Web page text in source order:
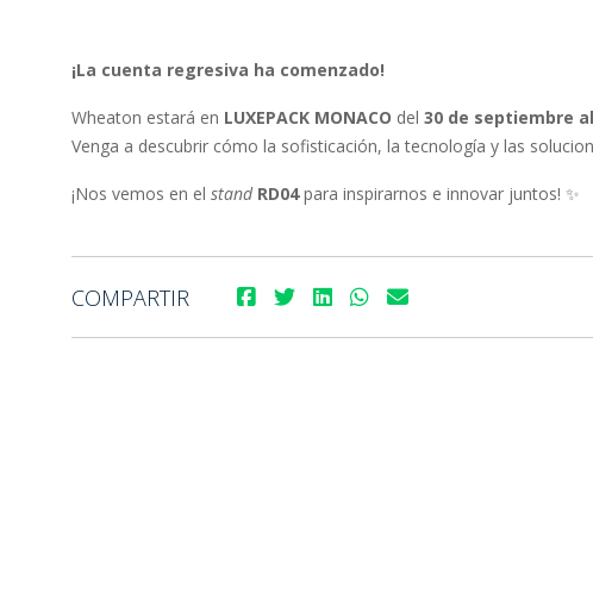
¡La cuenta regresiva ha comenzado!
Wheaton estará en LUXEPACK MONACO del 30 de septiembre
Venga a descubrir cómo la sofisticación, la tecnología y las
¡Nos vemos en el stand RD04para inspirarnos e innovar juntos! ✨
COMPARTIR